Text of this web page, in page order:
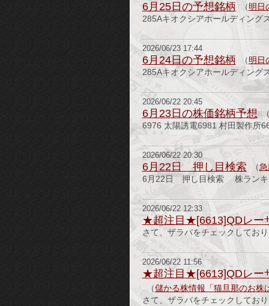
6月25日の予想銘柄 （明日
285Aキオクシアホールディン
2026/06/23 17:44
6月24日の予想銘柄 （明日
285Aキオクシアホールディン
2026/06/22 20:45
6月23日の株価銘柄予想
6976 太陽誘電6981 村田製作所
2026/06/22 20:30
6月22日 押し目検索 （
6月22日 押し目検索 株ラン
2026/06/22 12:33
★超注目★[6613]QDレー
さて、ザラバをチェックしてお
2026/06/22 11:56
★超注目★[6613]QDレー
（儲かる株情報「猫旦那のお株
さて、ザラバをチェックしてお